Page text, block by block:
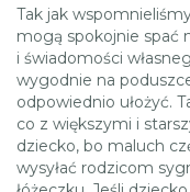
Tak jak
mogą spokojnie spać
i świadomości
wygodnie na
odpowiednio ułożyć.
co z większymi i
dziecko, bo maluch
wysyłać rodzicom